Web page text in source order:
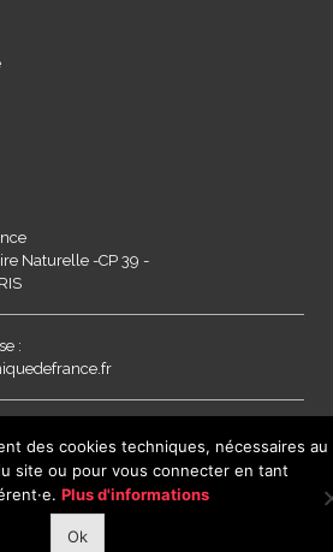
Naturelle -CP 39 -
:
des cookies techniques, nécessaires au
site ou pour vous connecter en tant
Plus d'informations
Ok